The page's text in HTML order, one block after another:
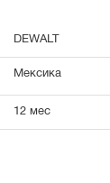
DEWALT
Мексика
12 мес